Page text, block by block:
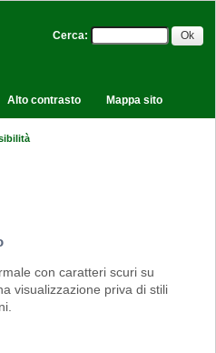
Cerca:
Alto contrasto Mappa sito
con caratteri scuri su
visualizzazione priva di stili